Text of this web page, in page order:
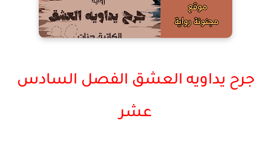
جرح يداويه العشق الفصل السادس
عشر